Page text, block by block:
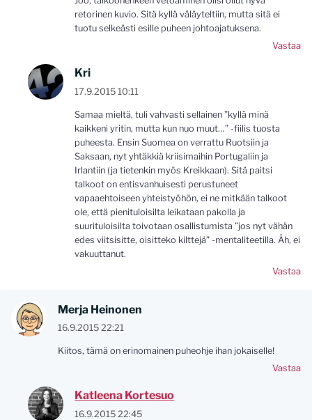
retorinen kuvio. Sitä kyllä väläyteltiin, mutta sitä ei
tuotu selkeästi esille puheen johtoajatuksena.
Vastaa
Kri
17.9.2015 10:11
Samaa mieltä, tuli vahvasti sellainen ”kyllä minä
kaikkeni yritin, mutta kun nuo muut…” -fiilis tuosta
puheesta. Ensin Suomea on verrattu Ruotsiin ja
Saksaan, nyt yhtäkkiä kriisimaihin Portugaliin ja
Irlantiin (ja tietenkin myös Kreikkaan). Sitä paitsi
talkoot on entisvanhuisesti perustuneet
vapaaehtoiseen yhteistyöhön, ei ne mitkään talkoot
ole, että pienituloisilta leikataan pakolla ja
suurituloisilta toivotaan osallistumista ”jos nyt vähän
edes viitsisitte, oisitteko kilttejä” -mentaliteetilla. Äh, ei
vakuuttanut.
Vastaa
Merja Heinonen
16.9.2015 22:21
Kiitos, tämä on erinomainen puheohje ihan jokaiselle!
Vastaa
Katleena Kortesuo
16.9.2015 22:45